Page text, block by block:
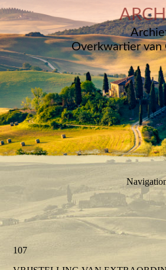
Overkwartier van
107